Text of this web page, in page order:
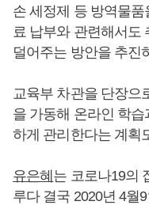
손 세정제 등 방역물
료 납부와 관련해서도
덜어주는 방안을 추진
교육부 차관을 단장으
을 가동해 온라인 학
하게 관리한다는 계획
유은혜 는 코로나19의
루다 결국 2020년 4월